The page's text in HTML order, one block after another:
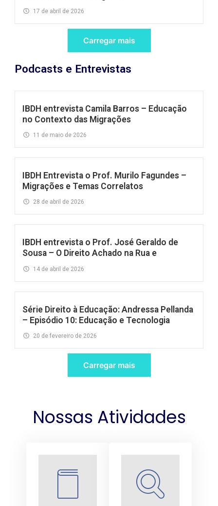
17 de abril de 2026
Carregar mais
Podcasts e Entrevistas
IBDH entrevista Camila Barros – Educação
no Contexto das Migrações
11 de maio de 2026
IBDH Entrevista o Prof. Murilo Fagundes –
Migrações e Temas Correlatos
28 de abril de 2026
IBDH entrevista o Prof. José Geraldo de
Sousa – O Direito Achado na Rua e
14 de abril de 2026
Série Direito à Educação: Andressa Pellanda
– Episódio 10: Educação e Tecnologia
20 de fevereiro de 2026
Carregar mais
Nossas Atividades